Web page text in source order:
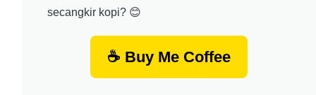
secangkir kopi? 😊
☕ Buy Me Coffee